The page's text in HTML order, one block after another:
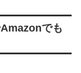
でも